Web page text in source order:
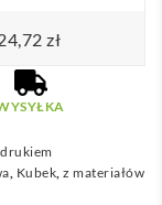
zł
, Kubek, z materiałów